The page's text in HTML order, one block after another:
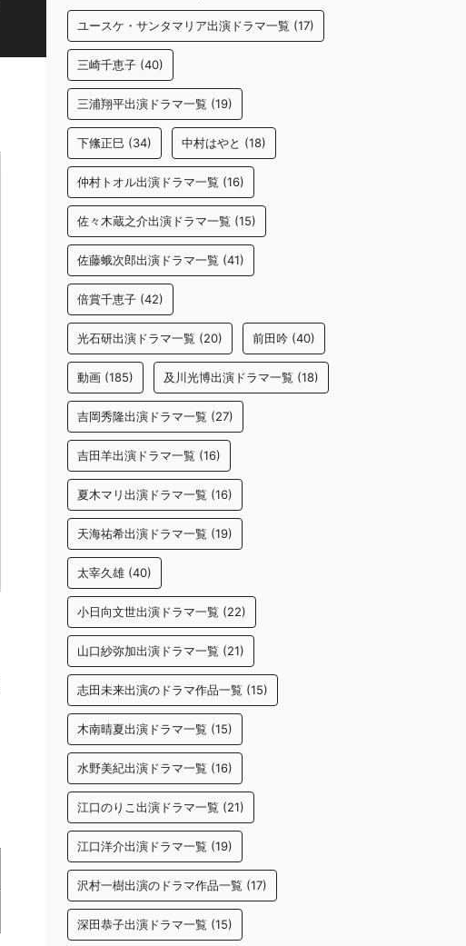
ユースケ・サンタマリア出演ドラマ一覧 (17)
三崎千恵子 (40)
三浦翔平出演ドラマ一覧 (19)
下絛正巳 (34) 中村はやと (18)
仲村トオル出演ドラマ一覧 (16)
佐々木蔵之介出演ドラマ一覧 (15)
佐藤蛾次郎出演ドラマ一覧 (41)
倍賞千恵子 (42)
光石研出演ドラマ一覧 (20) 前田吟 (40)
動画 (185) 及川光博出演ドラマ一覧 (18)
吉岡秀隆出演ドラマ一覧 (27)
吉田羊出演ドラマ一覧 (16)
夏木マリ出演ドラマ一覧 (16)
天海祐希出演ドラマ一覧 (19)
太宰久雄 (40)
小日向文世出演ドラマ一覧 (22)
山口紗弥加出演ドラマ一覧 (21)
志田未来出演のドラマ作品一覧 (15)
木南晴夏出演ドラマ一覧 (15)
水野美紀出演ドラマ一覧 (16)
江口のりこ出演ドラマ一覧 (21)
江口洋介出演ドラマ一覧 (19)
沢村一樹出演のドラマ作品一覧 (17)
深田恭子出演ドラマ一覧 (15)